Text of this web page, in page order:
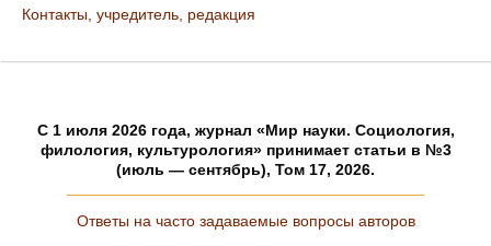
Контакты, учредитель, редакция
C 1 июля 2026 года, журнал «Мир науки. Социология,
филология, культурология» принимает статьи в №3
(июль — сентябрь), Том 17, 2026.
Ответы на часто задаваемые вопросы авторов